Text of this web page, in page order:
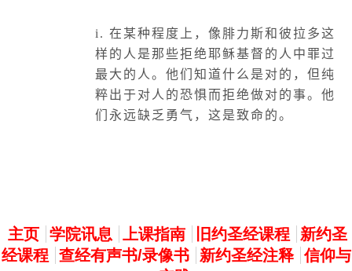
i. 在某种程度上，像腓力斯和彼拉多这
样的人是那些拒绝耶稣基督的人中罪过
最大的人。他们知道什么是对的，但纯
粹出于对人的恐惧而拒绝做对的事。他
们永远缺乏勇气，这是致命的。
主選單
主页 学院讯息 上课指南 旧约圣经课程
新约圣
经课程
查经有声书/录像书 新约圣经注释 信仰与